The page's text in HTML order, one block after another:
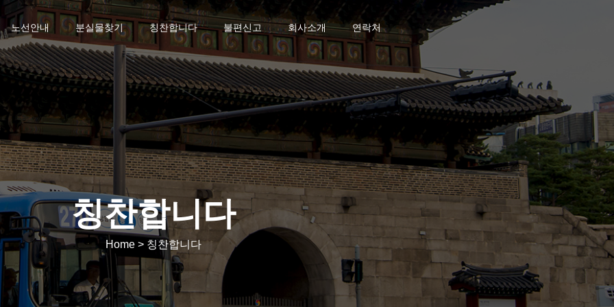
노선안내 분실물찾기 칭찬합니다 불편신고 회사소개 연락처
칭찬합니다
Home > 칭찬합니다